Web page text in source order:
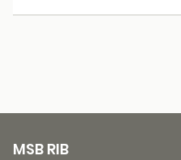
MSB RIB